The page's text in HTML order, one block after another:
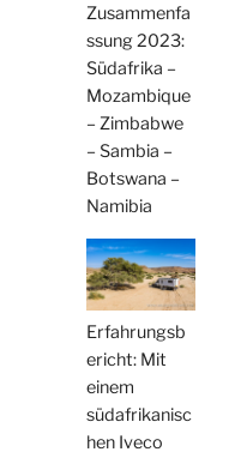
Zusammenfa
ssung 2023:
Südafrika –
Mozambique
– Zimbabwe
– Sambia –
Botswana –
Namibia
Erfahrungsb
ericht: Mit
einem
südafrikanisc
hen Iveco